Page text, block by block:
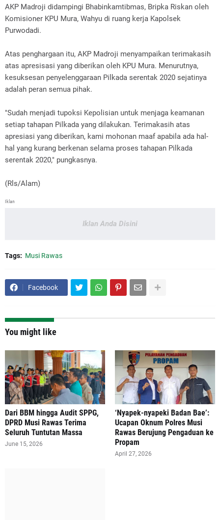
AKP Madroji didampingi Bhabinkamtibmas, Bripka Riskan oleh
Komisioner KPU Mura, Wahyu di ruang kerja Kapolsek
Purwodadi.
Atas penghargaan itu, AKP Madroji menyampaikan terimakasih
atas apresisasi yang diberikan oleh KPU Mura. Menurutnya,
kesuksesan penyelenggaraan Pilkada serentak 2020 sejatinya
adalah peran semua pihak.
"Sudah menjadi tupoksi Kepolisian untuk menjaga keamanan
setiap tahapan Pilkada yang dilakukan. Terimakasih atas
apresiasi yang diberikan, kami mohonan maaf apabila ada hal-
hal yang kurang berkenan selama proses tahapan Pilkada
serentak 2020," pungkasnya.
(Rls/Alam)
Iklan
Iklan Anda Disini
Tags: Musi Rawas
Facebook
You might like
Dari BBM hingga Audit SPPG,
DPRD Musi Rawas Terima
Seluruh Tuntutan Massa
June 15, 2026
‘Nyapek-nyapeki Badan Bae’:
Ucapan Oknum Polres Musi
Rawas Berujung Pengaduan ke
Propam
April 27, 2026